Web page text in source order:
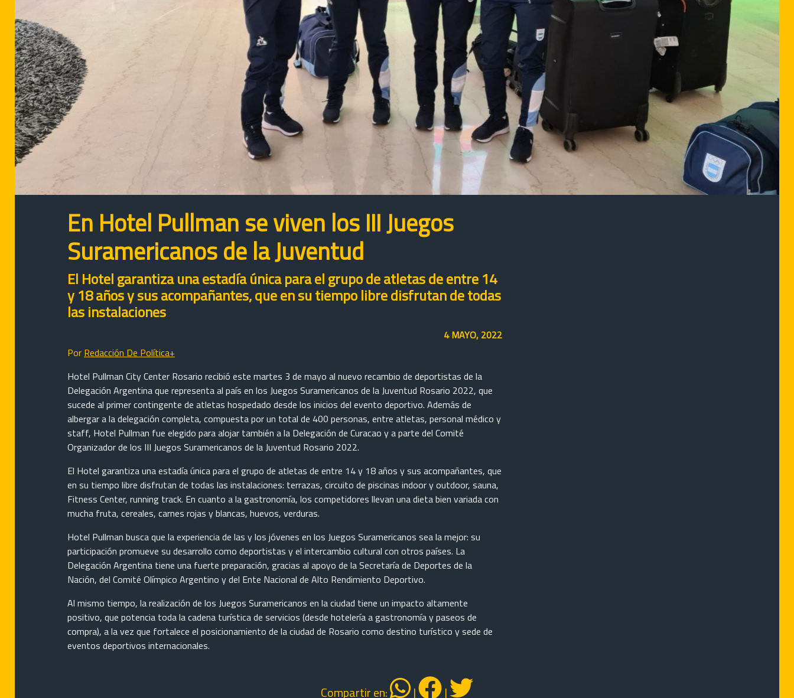
En Hotel Pullman se viven los III Juegos
Suramericanos de la Juventud
El Hotel garantiza una estadía única para el grupo de atletas de entre 14
y 18 años y sus acompañantes, que en su tiempo libre disfrutan de todas
las instalaciones
4 MAYO, 2022
Por Redacción De Política+
Hotel Pullman City Center Rosario recibió este martes 3 de mayo al nuevo recambio de deportistas de la
Delegación Argentina que representa al país en los Juegos Suramericanos de la Juventud Rosario 2022, que
sucede al primer contingente de atletas hospedado desde los inicios del evento deportivo. Además de
albergar a la delegación completa, compuesta por un total de 400 personas, entre atletas, personal médico y
staff, Hotel Pullman fue elegido para alojar también a la Delegación de Curacao y a parte del Comité
Organizador de los III Juegos Suramericanos de la Juventud Rosario 2022.
El Hotel garantiza una estadía única para el grupo de atletas de entre 14 y 18 años y sus acompañantes, que
en su tiempo libre disfrutan de todas las instalaciones: terrazas, circuito de piscinas indoor y outdoor, sauna,
Fitness Center, running track. En cuanto a la gastronomía, los competidores llevan una dieta bien variada con
mucha fruta, cereales, carnes rojas y blancas, huevos, verduras.
Hotel Pullman busca que la experiencia de las y los jóvenes en los Juegos Suramericanos sea la mejor: su
participación promueve su desarrollo como deportistas y el intercambio cultural con otros países. La
Delegación Argentina tiene una fuerte preparación, gracias al apoyo de la Secretaría de Deportes de la
Nación, del Comité Olímpico Argentino y del Ente Nacional de Alto Rendimiento Deportivo.
Al mismo tiempo, la realización de los Juegos Suramericanos en la ciudad tiene un impacto altamente
positivo, que potencia toda la cadena turística de servicios (desde hotelería a gastronomía y paseos de
compra), a la vez que fortalece el posicionamiento de la ciudad de Rosario como destino turístico y sede de
eventos deportivos internacionales.
Compartir en: | |